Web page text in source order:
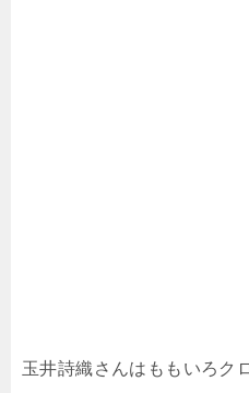
玉井詩織さんはももいろク